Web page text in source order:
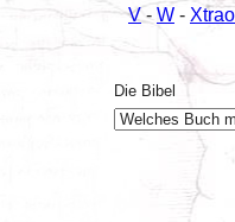
V- W-
Die Bibel